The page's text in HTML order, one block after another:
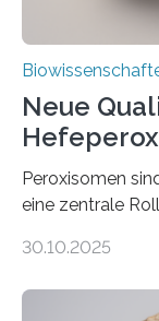
Neue
Peroxisomen
eine zentrale
erfüllen können,
der Ruhr-
30.10.2025